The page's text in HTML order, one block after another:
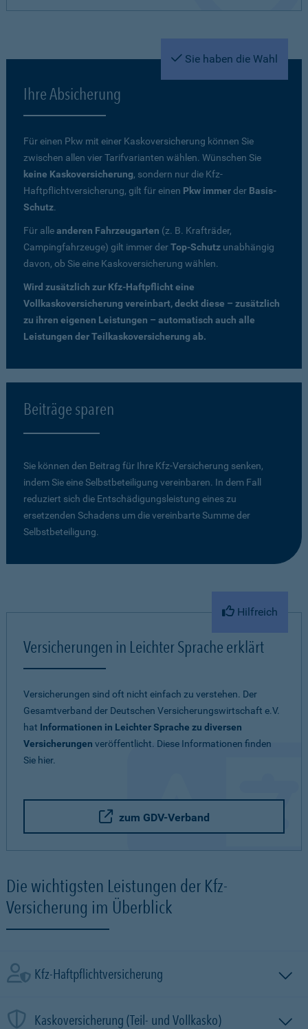
Sie haben die Wahl
Ihre Absicherung
Für einen Pkw mit einer Kaskoversicherung können Sie
zwischen allen vier Tarifvarianten wählen. Wünschen Sie
keine Kaskoversicherung, sondern nur die Kfz-
Haftpflichtversicherung, gilt für einen Pkw immerder Basis-
Schutz.
Für alleanderen Fahrzeugarten (z. B. Krafträder,
Campingfahrzeuge) gilt immer derTop-Schutz unabhängig
davon, ob Sie eine Kaskoversicherung wählen.
Wird zusätzlich zur Kfz-Haftpflicht eine
Vollkaskoversicherung vereinbart, deckt diese – zusätzlich
zu ihren eigenen Leistungen – automatisch auch alle
Leistungen der Teilkaskoversicherung ab.
Beiträge sparen
Sie können den Beitrag für Ihre Kfz-Versicherung senken,
indem Sie eine Selbstbeteiligung vereinbaren. In dem Fall
reduziert sich die Entschädigungsleistung eines zu
ersetzenden Schadens um die vereinbarte Summe der
Selbstbeteiligung.
Hilfreich
Versicherungen in Leichter Sprache erklärt
Versicherungen sind oft nicht einfach zu verstehen. Der
Gesamtverband der Deutschen Versicherungswirtschaft e.V.
hat Informationen in Leichter Sprache zu diversen
Versicherungen veröffentlicht. Diese Informationen finden
Sie hier.
zum GDV-Verband
Die wichtigsten Leistungen der Kfz-
Versicherung im Überblick
Kfz-Haftpflichtversicherung
Kaskoversicherung (Teil- und Vollkasko)